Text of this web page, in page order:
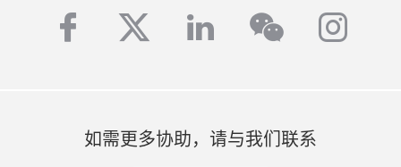
facebook
twitterlinkedinwechat
如需更多协助，请与我们联系